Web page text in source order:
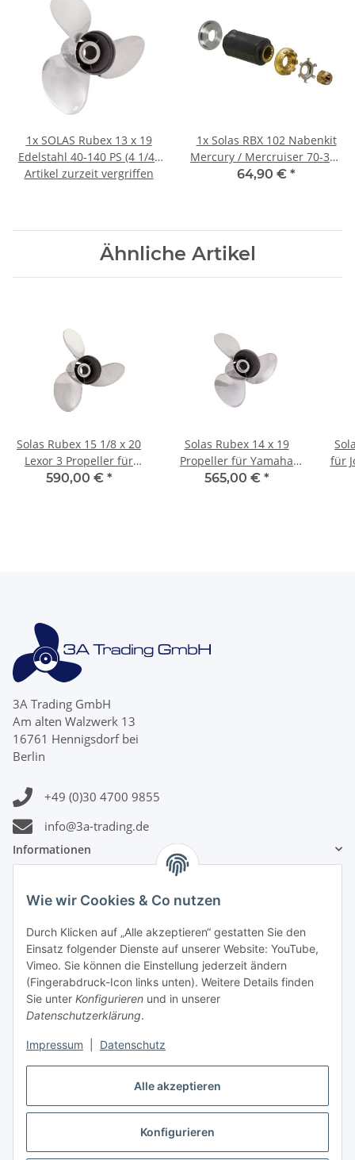
Alle akzeptieren
Konfigurieren
Wie wir Cookies & Co nutzen
Durch Klicken auf „Alle akzeptieren“ gestatten Sie den
Einsatz folgender Dienste auf unserer Website: YouTube,
Vimeo. Sie können die Einstellung jederzeit ändern
(Fingerabdruck-Icon links unten). Weitere Details finden
Sie unter Konfigurieren und in unserer
Datenschutzerklärung.
Impressum Datenschutz
1x SOLAS Rubex 13 x 19
Edelstahl 40-140 PS (4 1/4"
Getriebe) 3 Blatt
Artikel zurzeit vergriffen
1x Solas RBX 102 Nabenkit
Mercury / Mercruiser 70-300
PS
64,90 € *
Ähnliche Artikel
Solas Rubex 15 1/8 x 20
Lexor 3 Propeller für
Mercury 150 - 300 PS
590,00 € *
Solas Rubex 14 x 19
Propeller für Yamaha
150 175 200 225 250 300
565,00 € *
für
3A Trading GmbH
Am alten Walzwerk 13
16761 Hennigsdorf bei
Berlin
+49 (0)30 4700 9855
info@3a-trading.de
Informationen
Gesetzliche Informationen
Zahlungsinformationen
Versandinformationen
Vertrag widerrufen